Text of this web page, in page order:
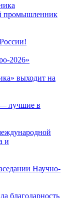
промышленник
2026»
выходит на
— лучшие в
и
Научно-
благодарность